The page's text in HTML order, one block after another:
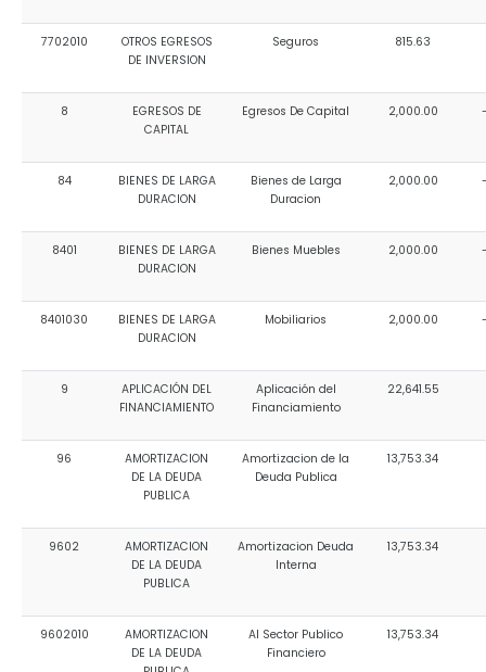
7702010
OTROS EGRESOS
DE INVERSION
Seguros 815.63
8
EGRESOS DE
CAPITAL
Egresos De Capital 2,000.00
84
BIENES DE LARGA
DURACION
Bienes de Larga
Duracion
2,000.00
8401
BIENES DE LARGA
DURACION
Bienes Muebles 2,000.00
8401030
BIENES DE LARGA
DURACION
Mobiliarios 2,000.00
9
APLICACIÓN DEL
FINANCIAMIENTO
Aplicación del
Financiamiento
22,641.55
96
AMORTIZACION
DE LA DEUDA
PUBLICA
Amortizacion de la
Deuda Publica
13,753.34
9602
AMORTIZACION
DE LA DEUDA
PUBLICA
Amortizacion Deuda
Interna
13,753.34
9602010
AMORTIZACION
DE LA DEUDA
Al Sector Publico
Financiero
13,753.34